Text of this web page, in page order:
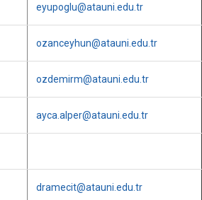
eyupoglu@atauni.edu.tr
ozanceyhun@atauni.edu.tr
ozdemirm@atauni.edu.tr
ayca.alper@atauni.edu.tr
dramecit@atauni.edu.tr